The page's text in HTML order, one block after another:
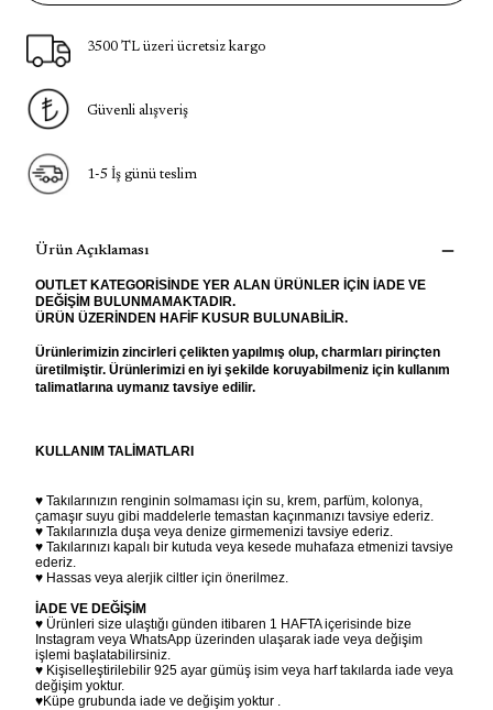
3500 TL üzeri ücretsiz kargo
Güvenli alışveriş
1-5 İş günü teslim
Ürün Açıklaması
OUTLET KATEGORİSİNDE YER ALAN ÜRÜNLER İÇİN İADE VE
DEĞİŞİM BULUNMAMAKTADIR.
ÜRÜN ÜZERİNDEN HAFİF KUSUR BULUNABİLİR.
Ürünlerimizin zincirleri çelikten yapılmış olup, charmları pirinçten
üretilmiştir. Ürünlerimizi en iyi şekilde koruyabilmeniz için kullanım
talimatlarına uymanız tavsiye edilir.
KULLANIM TALİMATLARI
♥ Takılarınızın renginin solmaması için su, krem, parfüm, kolonya,
çamaşır suyu gibi maddelerle temastan kaçınmanızı tavsiye ederiz.
♥ Takılarınızla duşa veya denize girmemenizi tavsiye ederiz.
♥ Takılarınızı kapalı bir kutuda veya kesede muhafaza etmenizi tavsiye
ederiz.
♥ Hassas veya alerjik ciltler için önerilmez.
İADE VE DEĞİŞİM
♥ Ürünleri size ulaştığı günden itibaren 1 HAFTA içerisinde bize
Instagram veya WhatsApp üzerinden ulaşarak iade veya değişim
işlemi başlatabilirsiniz.
♥ Kişiselleştirilebilir 925 ayar gümüş isim veya harf takılarda iade veya
değişim yoktur.
♥Küpe grubunda iade ve değişim yoktur .